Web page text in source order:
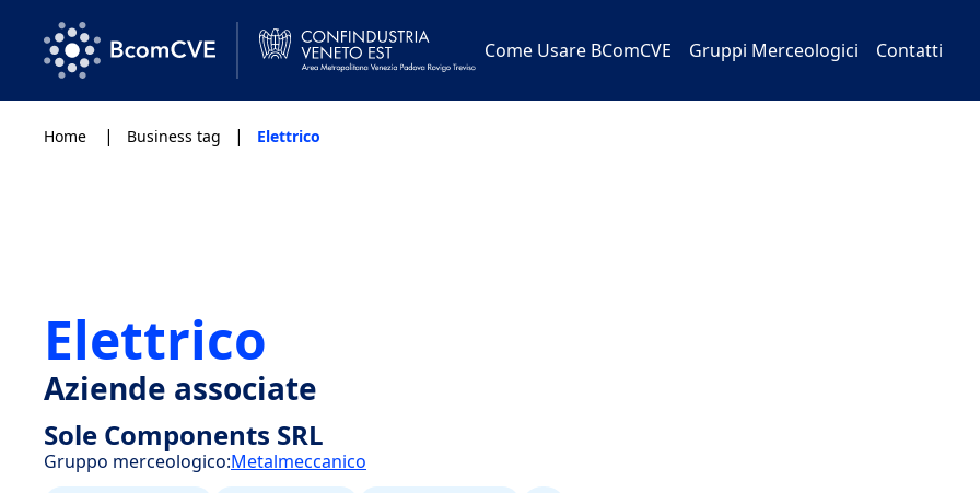
Come Usare BComCVE Gruppi Merceologici Contatti
Home | Business tag | Elettrico
Elettrico
Aziende associate
Sole Components SRL
Gruppo merceologico:Metalmeccanico